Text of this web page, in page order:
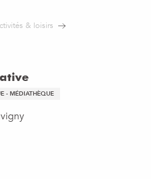
& loisirs
- MÉDIATHÈQUE